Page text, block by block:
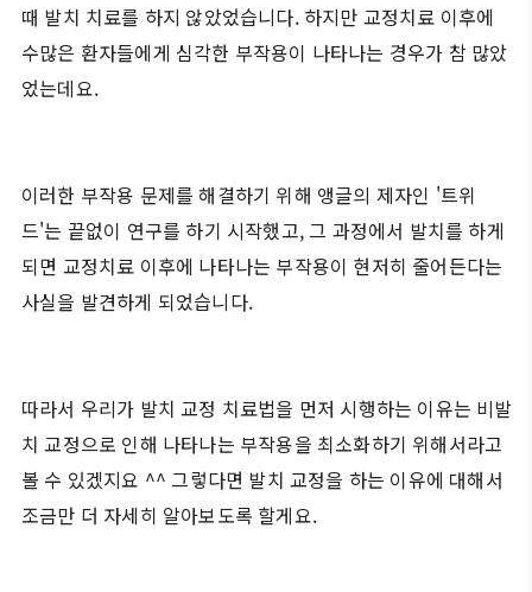
때 발치 치료를 하지 않았었습니다. 하지만 교정치료 이후에
수많은 환자들에게 심각한 부작용이 나타나는 경우가 참 많았
었는데요.
이러한 부작용 문제를 해결하기 위해 앵글의 제자인 '트위
드'는 끝없이 연구를 하기 시작했고, 그 과정에서 발치를 하게
되면 교정치료 이후에 나타나는 부작용이 현저히 줄어든다는
사실을 발견하게 되었습니다.
따라서 우리가 발치 교정 치료법을 먼저 시행하는 이유는 비발
치 교정으로 인해 나타나는 부작용을 최소화하기 위해서라고
볼 수 있겠지요 ^^ 그렇다면 발치 교정을 하는 이유에 대해서
조금만 더 자세히 알아보도록 할게요.